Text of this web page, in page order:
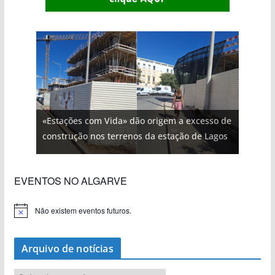
«Estações com Vida» dão origem a excesso de
construção nos terrenos da estação de Lagos
EVENTOS NO ALGARVE
Não existem eventos futuros.
Arquivo de notícias